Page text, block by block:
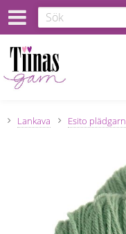
Lankava Esito plädgarn